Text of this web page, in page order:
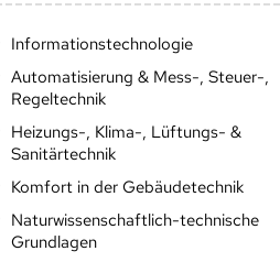
Informationstechnologie
Automatisierung & Mess-, Steuer-,
Regeltechnik
Heizungs-, Klima-, Lüftungs- &
Sanitärtechnik
Komfort in der Gebäudetechnik
Naturwissenschaftlich-technische
Grundlagen